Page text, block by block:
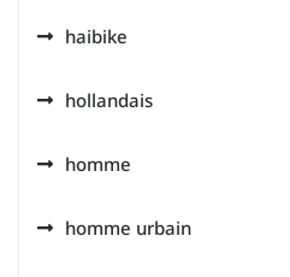
haibike
hollandais
homme
homme urbain